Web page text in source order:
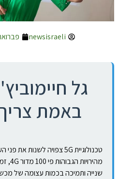
newsisraeli פברואר 2,
גל
באמת צריך ב-
שנייה ותמיכה בכמות עצומה של